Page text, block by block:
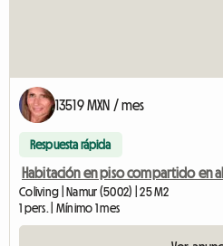
13519 MXN / mes
Respuesta rápida
Habitación en piso compartido en
Coliving | Namur (5002) | 25 M2
1 pers. | Mínimo 1 mes